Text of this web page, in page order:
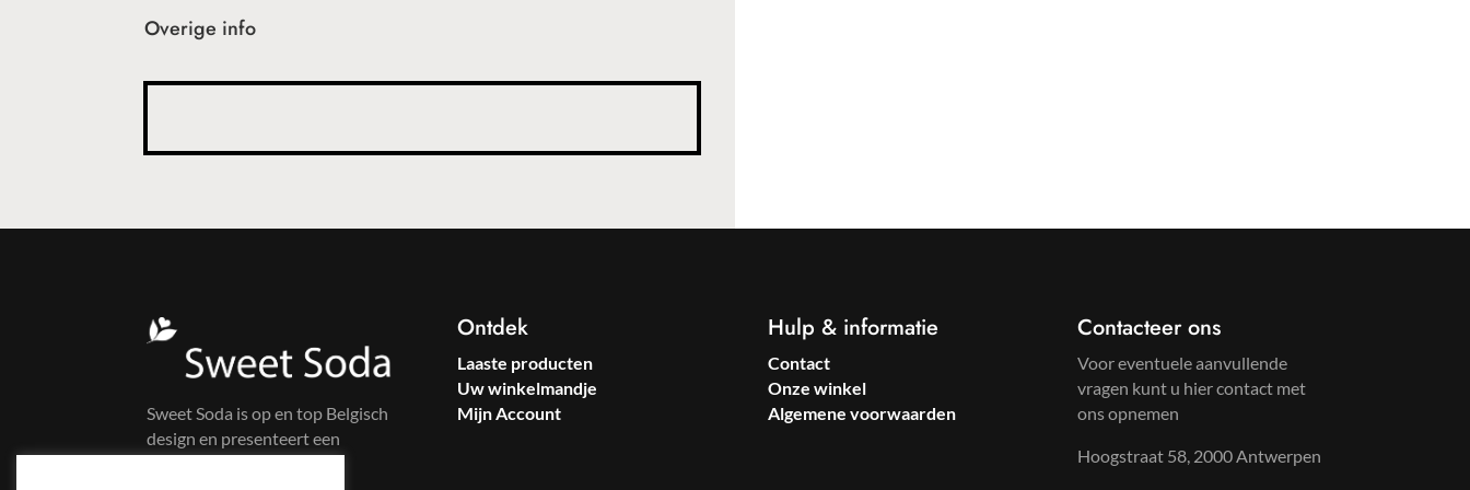
Overige info
Sweet Soda is op en top Belgisch
design en presenteert een
Ontdek
Laaste producten
Uw winkelmandje
Mijn Account
Hulp & informatie
Contact
Onze winkel
Algemene voorwaarden
Contacteer ons
Voor eventuele aanvullende
vragen kunt u hier contact met
ons opnemen
Hoogstraat 58, 2000 Antwerpen